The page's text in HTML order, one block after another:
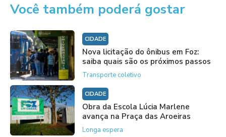
Você também poderá gostar
CIDADE
Nova licitação do ônibus em Foz:
saiba quais são os próximos passos
Transporte coletivo
CIDADE
Obra da Escola Lúcia Marlene
avança na Praça das Aroeiras
Longa espera